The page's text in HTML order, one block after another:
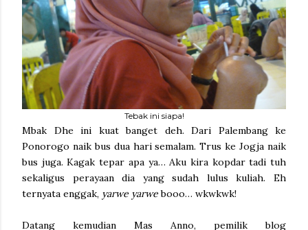
Tebak ini siapa!
Mbak Dhe ini kuat banget deh. Dari Palembang ke
Ponorogo naik bus dua hari semalam. Trus ke Jogja naik
bus juga. Kagak tepar apa ya… Aku kira kopdar tadi tuh
sekaligus perayaan dia yang sudah lulus kuliah. Eh
ternyata enggak, yarwe yarwebooo… wkwkwk!
Datang kemudian Mas Anno, pemilik blog